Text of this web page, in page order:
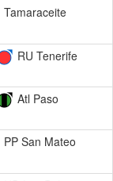
Tamaraceite
RU Tenerife
Atl Paso
PP San Mateo